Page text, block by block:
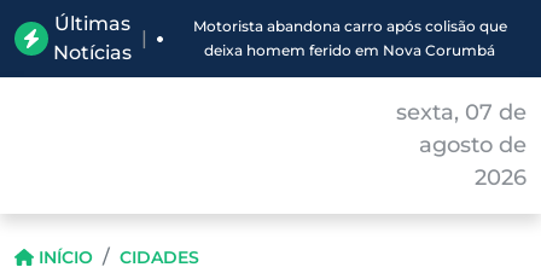
Últimas
Notícias
|
Motorista abandona carro após colisão que
deixa homem ferido em Nova Corumbá
sexta, 07 de
agosto de
2026
INÍCIO
CIDADES